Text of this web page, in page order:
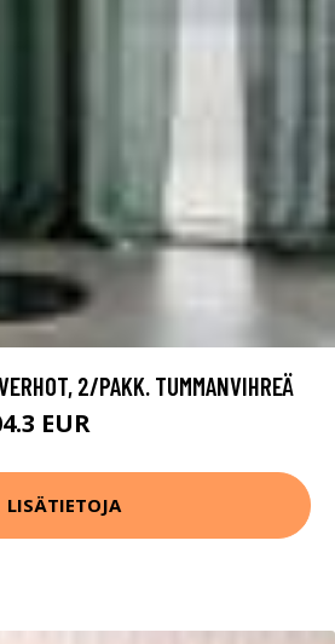
2/PAKK. TUMMANVIHREÄ
EUR
LISÄTIETOJA